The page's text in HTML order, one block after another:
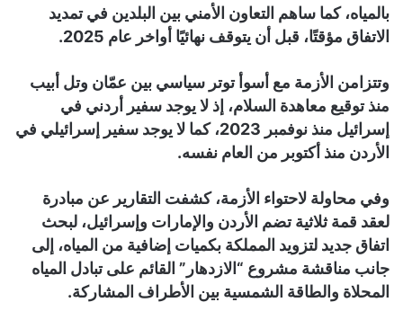
بالمياه، كما ساهم التعاون الأمني بين البلدين في تمديد
الاتفاق مؤقتًا، قبل أن يتوقف نهائيًا أواخر عام 2025.
وتتزامن الأزمة مع أسوأ توتر سياسي بين عمّان وتل أبيب
منذ توقيع معاهدة السلام، إذ لا يوجد سفير أردني في
إسرائيل منذ نوفمبر 2023، كما لا يوجد سفير إسرائيلي في
الأردن منذ أكتوبر من العام نفسه.
وفي محاولة لاحتواء الأزمة، كشفت التقارير عن مبادرة
لعقد قمة ثلاثية تضم الأردن والإمارات وإسرائيل، لبحث
اتفاق جديد لتزويد المملكة بكميات إضافية من المياه، إلى
جانب مناقشة مشروع “الازدهار” القائم على تبادل المياه
المحلاة والطاقة الشمسية بين الأطراف المشاركة.